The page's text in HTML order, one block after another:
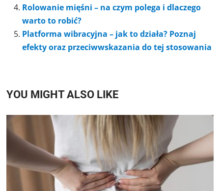
Rolowanie mięśni – na czym polega i dlaczego
warto to robić?
Platforma wibracyjna – jak to działa? Poznaj
efekty oraz przeciwwskazania do tej stosowania
YOU MIGHT ALSO LIKE